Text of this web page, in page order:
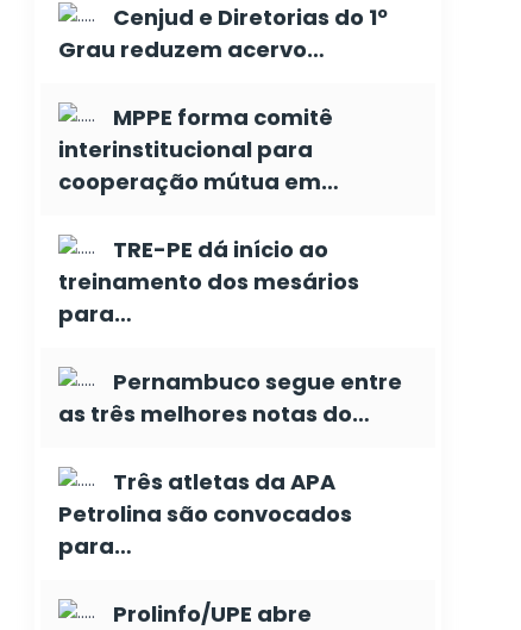
Cenjud e Diretorias do 1º
Grau reduzem acervo…
MPPE forma comitê
interinstitucional para
cooperação mútua em…
TRE-PE dá início ao
treinamento dos mesários
para…
Pernambuco segue entre
as três melhores notas do…
Três atletas da APA
Petrolina são convocados
para…
Prolinfo/UPE abre